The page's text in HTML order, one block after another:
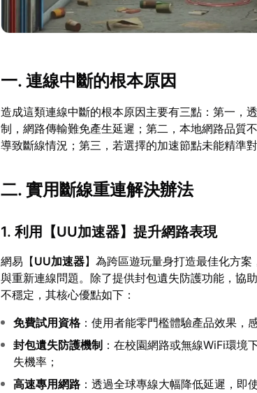
一. 連線中斷的根本原因
造成這類連線中斷的根本原因主要有三點：第一，
制，網路傳輸難免產生延遲；第二，本地網路品質
導致斷線情況；第三，若選擇的加速節點未能精準
二. 實用斷線重連解決辦法
1. 利用【UU加速器】提升網路表現
網易【UU加速器】為跨區遊玩量身打造最佳化方
與重新連線問題。除了提供封包遺失防護功能，協
不穩定，其核心優點如下：
免費試用資格：使用者能零門檻體驗產品效果，
封包遺失防護機制 ：在校園網路或無線WiFi環境
失機率；
高速專用網路 ：透過全球專線大幅降低延遲，即